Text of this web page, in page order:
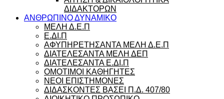
ΔΙΔΑΚΤΟΡΩΝ
ΑΝΘΡΩΠΙΝΟ ΔΥΝΑΜΙΚΟ
ΜΕΛΗ Δ.Ε.Π
Ε.ΔΙ.Π
ΑΦΥΠΗΡΕΤΗΣΑΝΤΑ ΜΕΛΗ Δ.Ε.Π
ΔΙΑΤΕΛΕΣΑΝΤΑ ΜΕΛΗ ΔΕΠ
ΔΙΑΤΕΛΕΣΑΝΤΑ Ε.ΔΙ.Π
ΟΜΟΤΙΜΟΙ ΚΑΘΗΓΗΤΕΣ
ΝΕΟΙ ΕΠΙΣΤΗΜΟΝΕΣ
ΔΙΔΑΣΚΟΝΤΕΣ ΒΑΣΕΙ Π.Δ. 407/80